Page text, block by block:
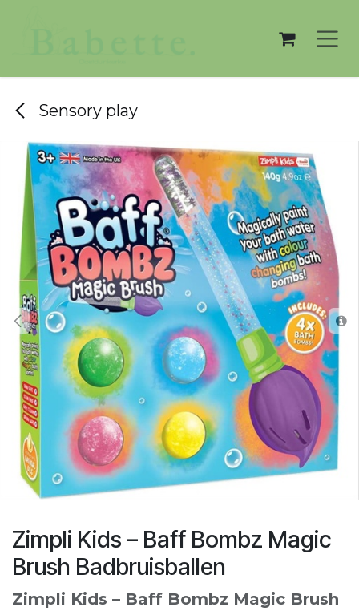
Sensory play
Zimpli Kids – Baff Bombz Magic
Brush Badbruisballen
Zimpli Kids – Baff Bombz Magic Brush